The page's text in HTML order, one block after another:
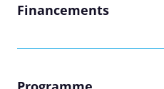
Financements